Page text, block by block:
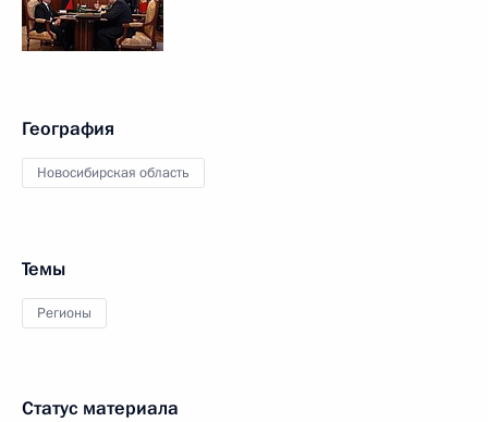
География
Новосибирская область
Темы
Регионы
Статус материала